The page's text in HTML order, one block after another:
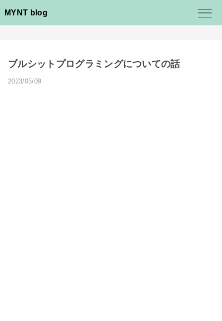
MYNT blog
ブルシットプログラミングについての話
2023/05/09